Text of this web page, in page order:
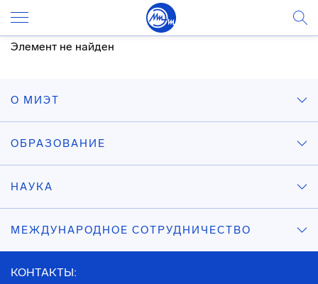
Элемент не найден
О МИЭТ
ОБРАЗОВАНИЕ
НАУКА
МЕЖДУНАРОДНОЕ СОТРУДНИЧЕСТВО
КОНТАКТЫ: